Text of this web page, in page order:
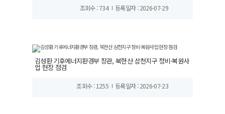
조회수 : 734 등록일자 : 2026-07-29
김성환 기후에너지환경부 장관, 북한산 삼천지구 정비·복원사
업 현장 점검
조회수 : 1255 등록일자 : 2026-07-23